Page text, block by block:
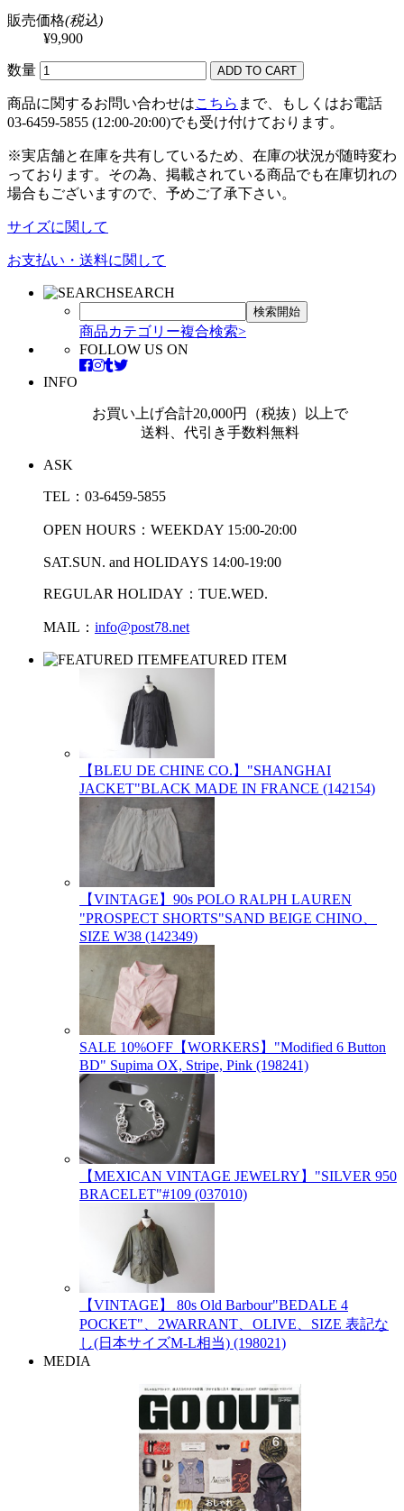
販売価格(税込)
¥9,900
数量
商品に関するお問い合わせはこちら まで、もしくはお電話
03-6459-5855 (12:00-20:00)でも受け付けております。
※実店舗と在庫を共有しているため、在庫の状況が随時変わ
っております。その為、掲載されている商品でも在庫切れの
場合もございますので、予めご了承下さい。
サイズに関して
お支払い・送料に関して
SEARCH
商品カテゴリー複合検索>
FOLLOW US ON
INFO
お買い上げ合計20,000円（税抜）以上で
送料、代引き手数料無料
ASK
TEL：03-6459-5855
OPEN HOURS：WEEKDAY 15:00-20:00
SAT.SUN. and HOLIDAYS 14:00-19:00
REGULAR HOLIDAY：TUE.WED.
MAIL： info@post78.net
FEATURED ITEM
【BLEU DE CHINE CO.】"SHANGHAI
JACKET"BLACK MADE IN FRANCE (142154)
【VINTAGE】90s POLO RALPH LAUREN
"PROSPECT SHORTS"SAND BEIGE CHINO、
SIZE W38 (142349)
SALE 10%OFF【WORKERS】"Modified 6 Button
BD" Supima OX, Stripe, Pink (198241)
【MEXICAN VINTAGE JEWELRY】"SILVER 950
BRACELET"#109 (037010)
【VINTAGE】 80s Old Barbour"BEDALE 4
POCKET"、2WARRANT、OLIVE、SIZE 表記な
し(日本サイズM-L相当) (198021)
MEDIA